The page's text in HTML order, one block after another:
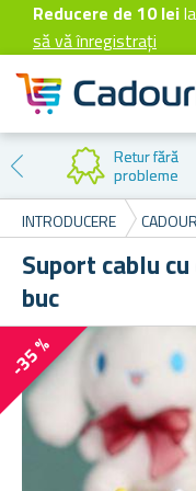
Reducere de 10 lei
să vă înregistrați
Retur fără
probleme
INTRODUCERE
Suport cablu
buc
-35 %